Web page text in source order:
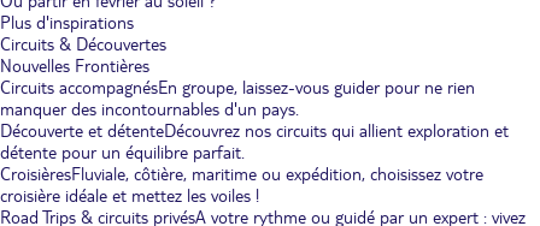
Plus d'inspirations
Circuits & Découvertes
Nouvelles Frontières
Circuits accompagnésEn groupe, laissez-vous guider pour ne rien
manquer des incontournables d'un pays.
Découverte et détenteDécouvrez nos circuits qui allient exploration et
détente pour un équilibre parfait.
CroisièresFluviale, côtière, maritime ou expédition, choisissez votre
croisière idéale et mettez les voiles !
Road Trips & circuits privésA votre rythme ou guidé par un expert : vivez